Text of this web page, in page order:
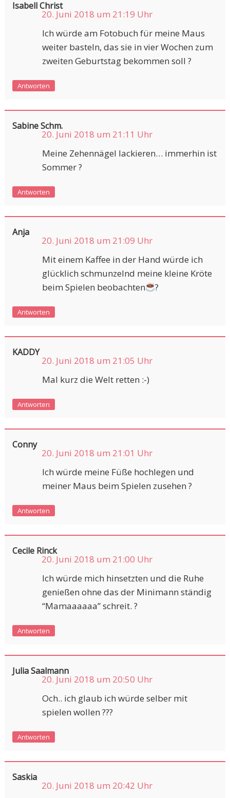
Isabell Christ
20. Juni 2018 um 21:19 Uhr
Ich würde am Fotobuch für meine Maus
weiter basteln, das sie in vier Wochen zum
zweiten Geburtstag bekommen soll ?
Antworten
Sabine Schm.
20. Juni 2018 um 21:11 Uhr
Meine Zehennägel lackieren… immerhin ist
Sommer ?
Antworten
Anja
20. Juni 2018 um 21:09 Uhr
Mit einem Kaffee in der Hand würde ich
glücklich schmunzelnd meine kleine Kröte
beim Spielen beobachten
?
Antworten
KADDY
20. Juni 2018 um 21:05 Uhr
Mal kurz die Welt retten :-)
Antworten
Conny
20. Juni 2018 um 21:01 Uhr
Ich würde meine Füße hochlegen und
meiner Maus beim Spielen zusehen ?
Antworten
Cecile Rinck
20. Juni 2018 um 21:00 Uhr
Ich würde mich hinsetzten und die Ruhe
genießen ohne das der Minimann ständig
“Mamaaaaaa” schreit. ?
Antworten
Julia Saalmann
20. Juni 2018 um 20:50 Uhr
Och.. ich glaub ich würde selber mit
spielen wollen ???
Antworten
Saskia
20. Juni 2018 um 20:42 Uhr